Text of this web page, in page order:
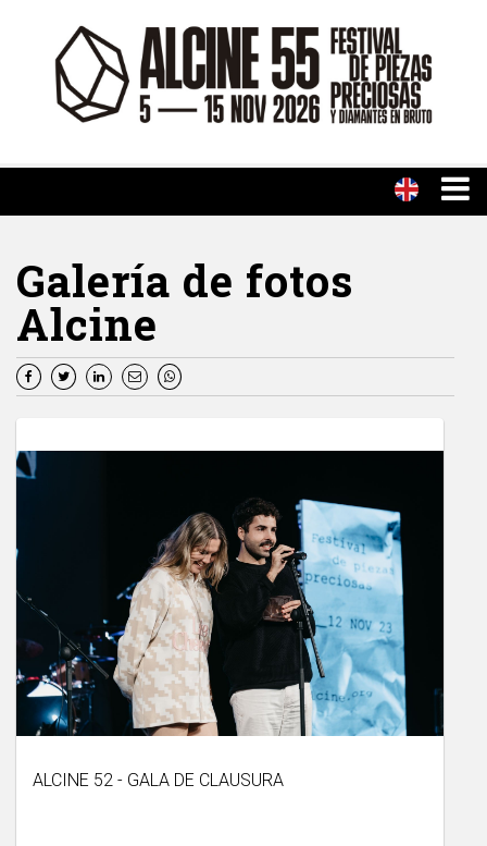
Galería de fotos
Alcine
ALCINE 52 - GALA DE CLAUSURA